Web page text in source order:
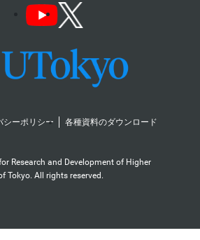
シーポリシー
各種資料のダウンロード
Research and Development of Higher
Tokyo. All rights reserved.️